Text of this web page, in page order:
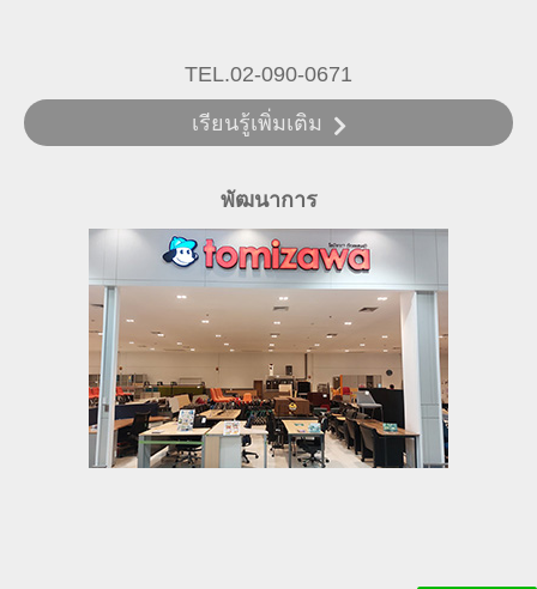
TEL.02-090-0671
เรียนรู้เพิ่มเติม
พัฒนาการ